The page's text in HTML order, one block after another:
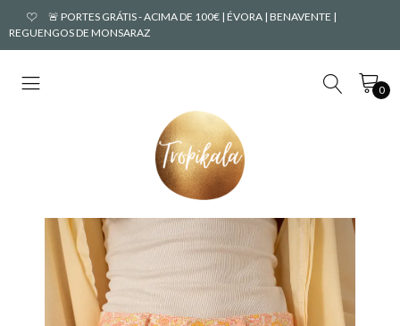
🚨 PORTES GRÁTIS - ACIMA DE 100€ | ÉVORA | BENAVENTE |
REGUENGOS DE MONSARAZ
0